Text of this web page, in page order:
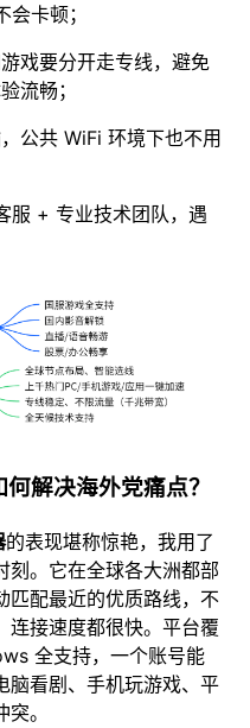
卡顿；
戏要分开走专线，避免
流畅；
公共 WiFi 环境下也不用
服 + 专业技术团队，遇
解决海外党痛点？
的表现堪称惊艳，我用了
刻。它在全球各大洲都部
匹配最近的优质路线，不
连接速度都很快。平台覆
全支持，一个账号能
脑看剧、手机玩游戏、平
。